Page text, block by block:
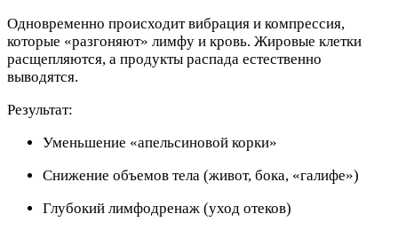
Одновременно происходит вибрация и компрессия,
которые «разгоняют» лимфу и кровь. Жировые клетки
расщепляются, а продукты распада естественно
выводятся.
Результат:
Уменьшение «апельсиновой корки»
Снижение объемов тела (живот, бока, «галифе»)
Глубокий лимфодренаж (уход отеков)